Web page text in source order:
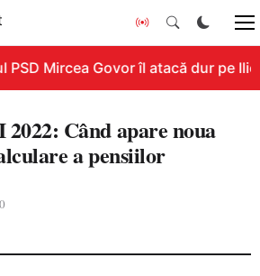
PSD Mircea Govor îl atacă dur pe
Când apare noua
a pensiilor